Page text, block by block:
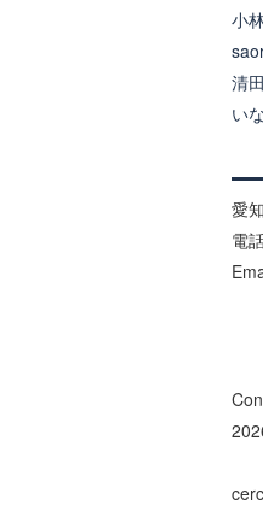
小
清
い
愛
電